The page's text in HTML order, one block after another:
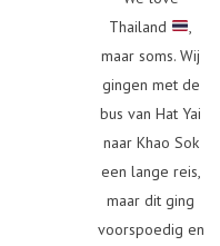
Thailand
,
maar soms. Wij
gingen met de
bus van Hat Yai
naar Khao Sok
een lange reis,
maar dit ging
voorspoedig en